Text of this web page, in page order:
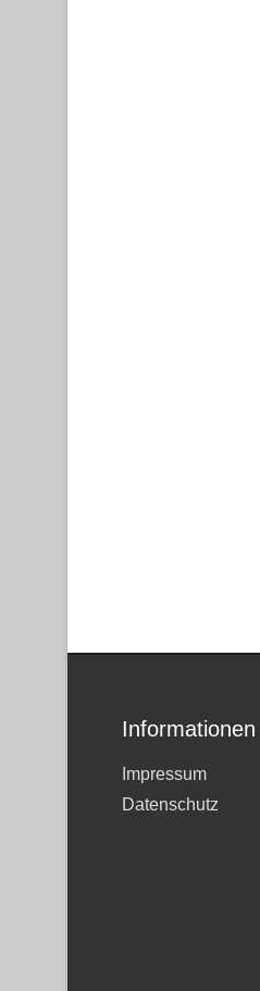
Informationen
Impressum
Datenschutz